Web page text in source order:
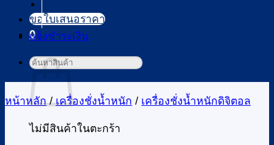
0
ไม่มีสินค้าในตะกร้า
ขอใบเสนอราคา
แจ้งชำระเงิน
ค้นหา:
หน้าหลัก / เครื่องชั่งน้ำหนัก / เครื่องชั่งน้ำหนักดิจิตอล